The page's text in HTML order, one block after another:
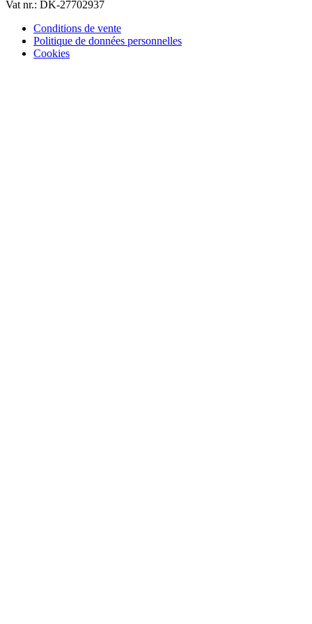
Vat nr.: DK-27702937
Conditions de vente
Politique de données personnelles
Cookies